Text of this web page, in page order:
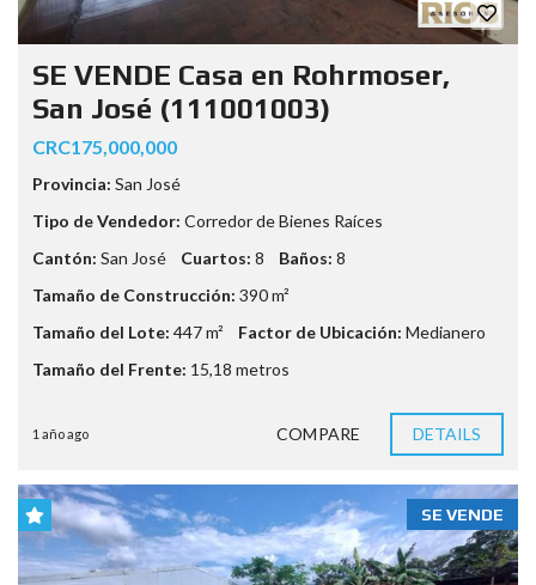
SE VENDE Casa en Rohrmoser,
San José (111001003)
CRC175,000,000
Provincia: San José
Tipo de Vendedor: Corredor de Bienes Raíces
Cantón: San José Cuartos: 8 Baños: 8
Tamaño de Construcción: 390 m²
Tamaño del Lote: 447 m² Factor de Ubicación: Medianero
Tamaño del Frente: 15,18 metros
1 año ago COMPARE DETAILS
SE VENDE